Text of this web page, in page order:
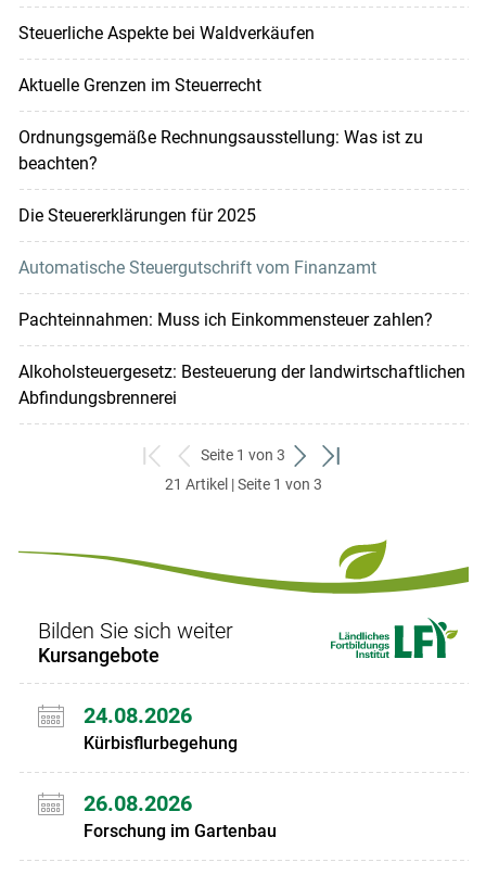
Steuerliche Aspekte bei Waldverkäufen
Aktuelle Grenzen im Steuerrecht
Ordnungsgemäße Rechnungsausstellung: Was ist zu
beachten?
Die Steuererklärungen für 2025
Automatische Steuergutschrift vom Finanzamt
Pachteinnahmen: Muss ich Einkommensteuer zahlen?
Alkoholsteuergesetz: Besteuerung der landwirtschaftlichen
Abfindungsbrennerei
zum
ersten
zurück
zum
Seite 1 von 3
weiter
zum
zum
21 Artikel | Seite 1 von 3
Bilden Sie sich weiter
Kursangebote
24.08.2026
Kürbisflurbegehung
26.08.2026
Forschung im Gartenbau